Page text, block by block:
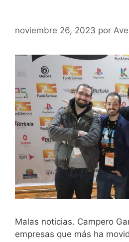
noviembre 26, 2023 por
Malas noticias. Campero
empresas que más ha